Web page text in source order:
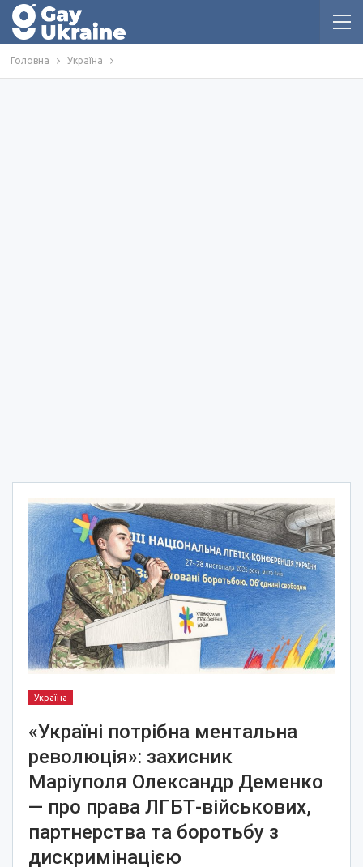
Головна Україна
Україна
«Україні потрібна ментальна
революція»: захисник
Маріуполя Олександр Деменко
— про права ЛГБТ-військових,
партнерства та боротьбу з
дискримінацією